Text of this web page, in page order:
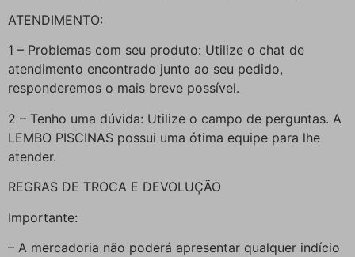
ATENDIMENTO:
1 – Problemas com seu produto: Utilize o chat de
atendimento encontrado junto ao seu pedido,
responderemos o mais breve possível.
2 – Tenho uma dúvida: Utilize o campo de perguntas. A
LEMBO PISCINAS possui uma ótima equipe para lhe
atender.
REGRAS DE TROCA E DEVOLUÇÃO
Importante:
– A mercadoria não poderá apresentar qualquer indício